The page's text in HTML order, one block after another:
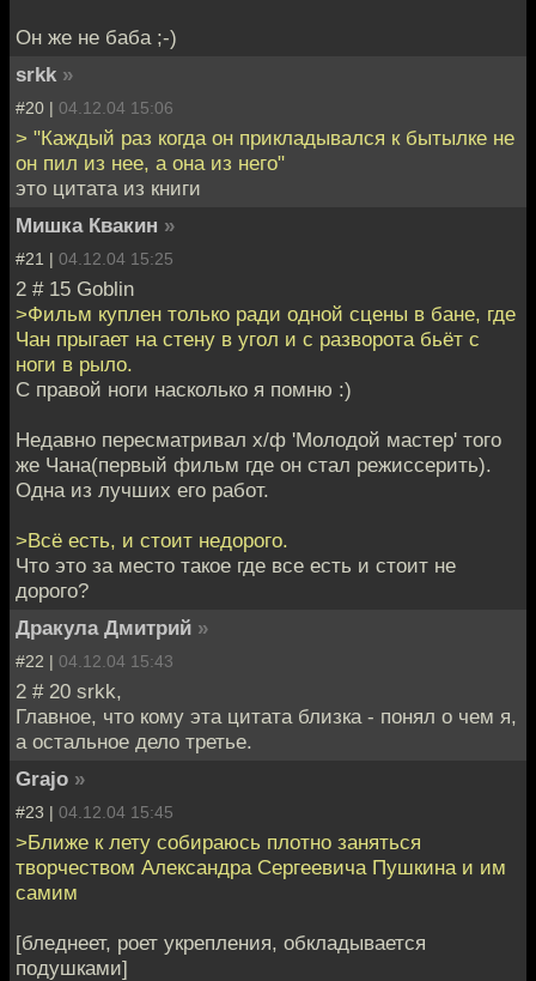
Он же не баба ;-)
srkk »
#20 | 04.12.04 15:06
> "Каждый раз когда он прикладывался к бытылке не
он пил из нее, а она из него"
это цитата из книги
Мишка Квакин »
#21 | 04.12.04 15:25
2 # 15 Goblin
>Фильм куплен только ради одной сцены в бане, где
Чан прыгает на стену в угол и с разворота бьёт с
ноги в рыло.
С правой ноги насколько я помню :)
Недавно пересматривал х/ф 'Молодой мастер' того
же Чана(первый фильм где он стал режиссерить).
Одна из лучших его работ.
>Всё есть, и стоит недорого.
Что это за место такое где все есть и стоит не
дорого?
Дракула Дмитрий »
#22 | 04.12.04 15:43
2 # 20 srkk,
Главное, что кому эта цитата близка - понял о чем я,
а остальное дело третье.
Grajo »
#23 | 04.12.04 15:45
>Ближе к лету собираюсь плотно заняться
творчеством Александра Сергеевича Пушкина и им
самим
[бледнеет, роет укрепления, обкладывается
подушками]